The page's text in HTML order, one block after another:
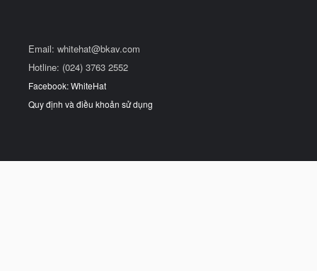
Email: whitehat@bkav.com
Hotline: (024) 3763 2552
Facebook: WhiteHat
Quy định và điều khoản sử dụng